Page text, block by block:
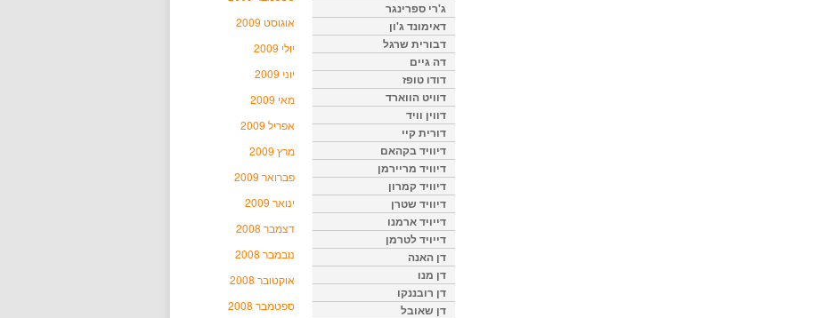
אוגוסט 2009
יולי 2009
יוני 2009
מאי 2009
אפריל 2009
מרץ 2009
פברואר 2009
ינואר 2009
דצמבר 2008
נובמבר 2008
אוקטובר 2008
ספטמבר 2008
ג'רי ספרינגר
דאימונד ג'ון
דבורית שרגל
דה גיים
דודו טופז
דוויט הווארד
דווין וויד
דורית קיי
דיוויד בקהאם
דיוויד מריירמן
דיוויד קמרון
דיוויד שטרן
דייויד ארמנו
דייויד לטרמן
דן האנה
דן מנו
דן רובננקו
דן שאובל